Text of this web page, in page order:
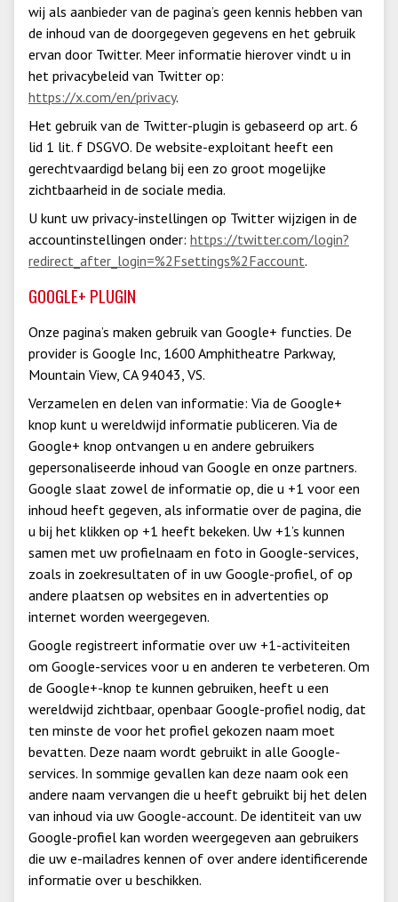
wij als aanbieder van de pagina’s geen kennis hebben van
de inhoud van de doorgegeven gegevens en het gebruik
ervan door Twitter. Meer informatie hierover vindt u in
het privacybeleid van Twitter op:
https://x.com/en/privacy.
Het gebruik van de Twitter-plugin is gebaseerd op art. 6
lid 1 lit. f DSGVO. De website-exploitant heeft een
gerechtvaardigd belang bij een zo groot mogelijke
zichtbaarheid in de sociale media.
U kunt uw privacy-instellingen op Twitter wijzigen in de
accountinstellingen onder: https://twitter.com/login?
redirect_after_login=%2Fsettings%2Faccount.
GOOGLE+ PLUGIN
Onze pagina’s maken gebruik van Google+ functies. De
provider is Google Inc, 1600 Amphitheatre Parkway,
Mountain View, CA 94043, VS.
Verzamelen en delen van informatie: Via de Google+
knop kunt u wereldwijd informatie publiceren. Via de
Google+ knop ontvangen u en andere gebruikers
gepersonaliseerde inhoud van Google en onze partners.
Google slaat zowel de informatie op, die u +1 voor een
inhoud heeft gegeven, als informatie over de pagina, die
u bij het klikken op +1 heeft bekeken. Uw +1’s kunnen
samen met uw profielnaam en foto in Google-services,
zoals in zoekresultaten of in uw Google-profiel, of op
andere plaatsen op websites en in advertenties op
internet worden weergegeven.
Google registreert informatie over uw +1-activiteiten
om Google-services voor u en anderen te verbeteren. Om
de Google+-knop te kunnen gebruiken, heeft u een
wereldwijd zichtbaar, openbaar Google-profiel nodig, dat
ten minste de voor het profiel gekozen naam moet
bevatten. Deze naam wordt gebruikt in alle Google-
services. In sommige gevallen kan deze naam ook een
andere naam vervangen die u heeft gebruikt bij het delen
van inhoud via uw Google-account. De identiteit van uw
Google-profiel kan worden weergegeven aan gebruikers
die uw e-mailadres kennen of over andere identificerende
informatie over u beschikken.